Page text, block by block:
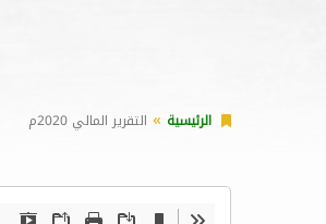
الرئيسية التقرير المالي 2020م